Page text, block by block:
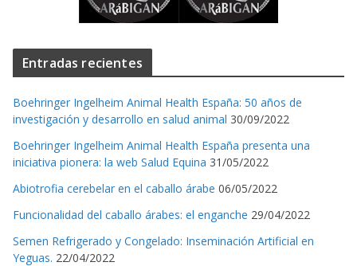
Entradas recientes
Boehringer Ingelheim Animal Health España: 50 años de
investigación y desarrollo en salud animal 30/09/2022
Boehringer Ingelheim Animal Health España presenta una
iniciativa pionera: la web Salud Equina 31/05/2022
Abiotrofia cerebelar en el caballo árabe 06/05/2022
Funcionalidad del caballo árabes: el enganche 29/04/2022
Semen Refrigerado y Congelado: Inseminación Artificial en
Yeguas. 22/04/2022